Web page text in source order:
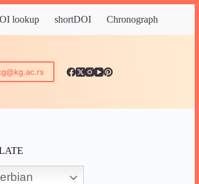
lookup shortDOI Chronograph